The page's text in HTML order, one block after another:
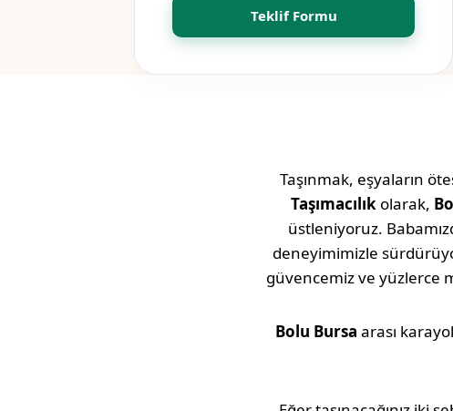
Teklif Formu
Taşınmak, eşyaların
Taşımacılıkolarak,
üstleniyoruz.
deneyimimizle
güvencemiz ve yüzlerce
Bolu Bursa arası